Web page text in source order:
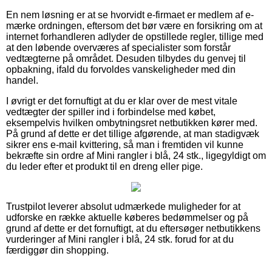
En nem løsning er at se hvorvidt e-firmaet er medlem af e-
mærke ordningen, eftersom det bør være en forsikring om at
internet forhandleren adlyder de opstillede regler, tillige med
at den løbende overværes af specialister som forstår
vedtægterne på området. Desuden tilbydes du genvej til
opbakning, ifald du forvoldes vanskeligheder med din
handel.
I øvrigt er det fornuftigt at du er klar over de mest vitale
vedtægter der spiller ind i forbindelse med købet,
eksempelvis hvilken ombytningsret netbutikken kører med.
På grund af dette er det tillige afgørende, at man stadigvæk
sikrer ens e-mail kvittering, så man i fremtiden vil kunne
bekræfte sin ordre af Mini rangler i blå, 24 stk., ligegyldigt om
du leder efter et produkt til en dreng eller pige.
Trustpilot leverer absolut udmærkede muligheder for at
udforske en række aktuelle køberes bedømmelser og på
grund af dette er det fornuftigt, at du eftersøger netbutikkens
vurderinger af Mini rangler i blå, 24 stk. forud for at du
færdiggør din shopping.